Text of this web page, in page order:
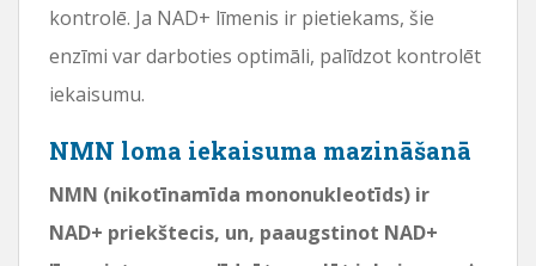
kontrolē. Ja NAD+ līmenis ir pietiekams, šie
enzīmi var darboties optimāli, palīdzot kontrolēt
iekaisumu.
NMN loma iekaisuma mazināšanā
NMN (nikotīnamīda mononukleotīds) ir
NAD+ priekštecis, un, paaugstinot NAD+